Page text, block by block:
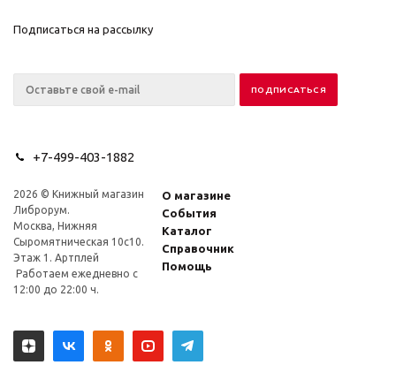
Подписаться на рассылку
+7-499-403-1882
2026 © Книжный магазин
Либрорум.
Москва, Нижняя
Сыромятническая 10с10.
Этаж 1. Артплей
Работаем ежедневно с
12:00 до 22:00 ч.
О магазине
События
Каталог
Справочник
Помощь